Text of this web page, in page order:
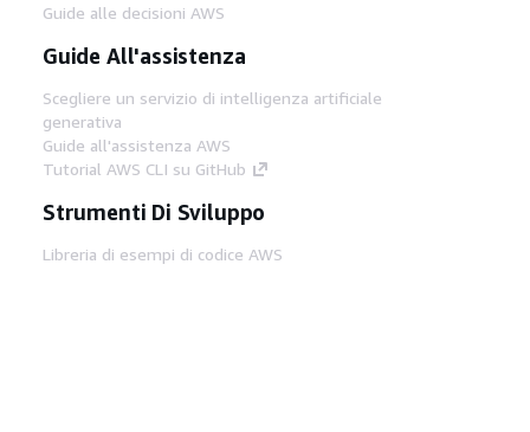
Guide alle decisioni AWS
Guide All'assistenza
Scegliere un servizio di intelligenza artificiale
generativa
Guide all'assistenza AWS
Tutorial AWS CLI su GitHub
Strumenti Di Sviluppo
Libreria di esempi di codice AWS